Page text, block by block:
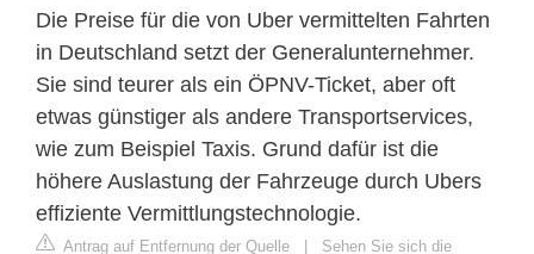
Die Preise für die von Uber vermittelten Fahrten
in Deutschland setzt der Generalunternehmer.
Sie sind teurer als ein ÖPNV-Ticket, aber oft
etwas günstiger als andere Transportservices,
wie zum Beispiel Taxis. Grund dafür ist die
höhere Auslastung der Fahrzeuge durch Ubers
effiziente Vermittlungstechnologie.
Antrag auf Entfernung der Quelle | Sehen Sie sich die